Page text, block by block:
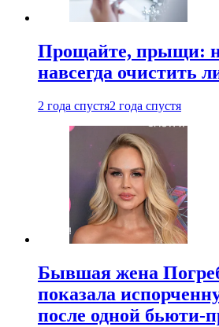
Прощайте, прыщи:
навсегда очистить
2 года спустя2 года спустя
Бывшая жена
показала
после одной бьюти-